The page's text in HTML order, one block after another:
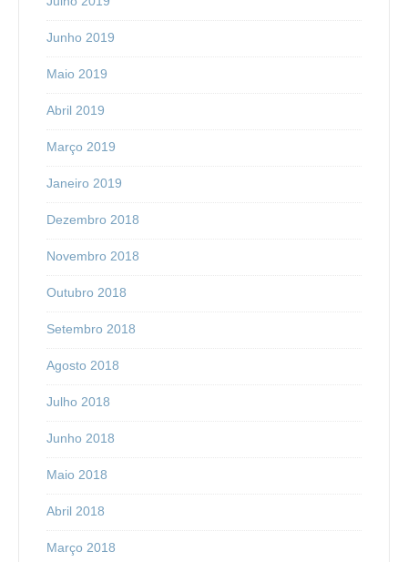
Junho 2019
Maio 2019
Abril 2019
Março 2019
Janeiro 2019
Dezembro 2018
Novembro 2018
Outubro 2018
Setembro 2018
Agosto 2018
Julho 2018
Junho 2018
Maio 2018
Abril 2018
Março 2018